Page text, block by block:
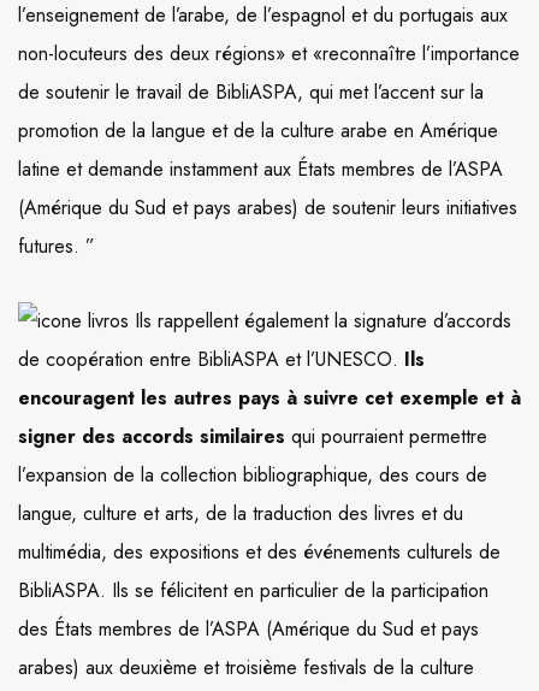
l’enseignement de l’arabe, de l’espagnol et du portugais aux
non-locuteurs des deux régions» et «reconnaître l’importance
de soutenir le travail de BibliASPA, qui met l’accent sur la
promotion de la langue et de la culture arabe en Amérique
latine et demande instamment aux États membres de l’ASPA
(Amérique du Sud et pays arabes) de soutenir leurs initiatives
futures. ”
Ils rappellent également la signature d’accords
de coopération entre BibliASPA et l’UNESCO. Ils
encouragent les autres pays à suivre cet exemple et à
signer des accords similaires qui pourraient permettre
l’expansion de la collection bibliographique, des cours de
langue, culture et arts, de la traduction des livres et du
multimédia, des expositions et des événements culturels de
BibliASPA. Ils se félicitent en particulier de la participation
des États membres de l’ASPA (Amérique du Sud et pays
arabes) aux deuxième et troisième festivals de la culture